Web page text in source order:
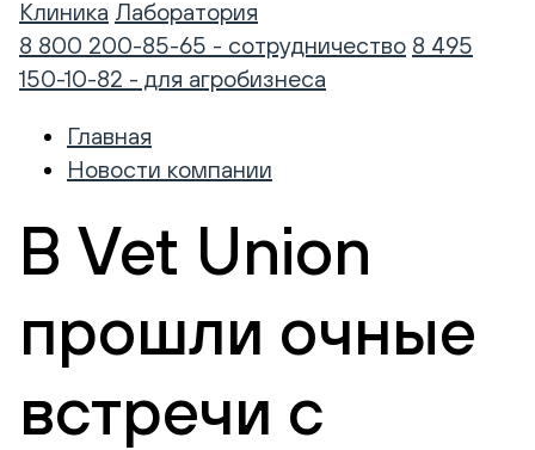
Клиника Лаборатория
8 800 200-85-65 - сотрудничество 8 495
150-10-82 - для агробизнеса
Главная
Новости компании
В Vet Union
прошли очные
встречи с